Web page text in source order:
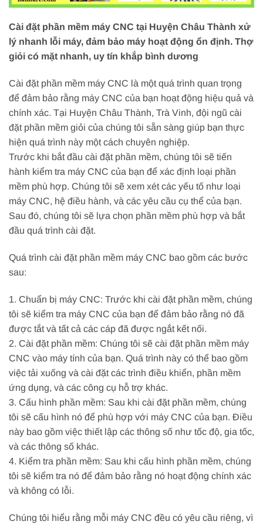
Cài đặt phần mềm máy CNC tại Huyện Châu Thành xử
lý nhanh lỗi máy, đảm bảo máy hoạt động ổn định. Thợ
giỏi có mặt nhanh, uy tín khắp bình dương
Cài đặt phần mềm máy CNC là một quá trình quan trọng
để đảm bảo rằng máy CNC của bạn hoạt động hiệu quả và
chính xác. Tại Huyện Châu Thành, Trà Vinh, đội ngũ cài
đặt phần mềm giỏi của chúng tôi sẵn sàng giúp bạn thực
hiện quá trình này một cách chuyên nghiệp.
Trước khi bắt đầu cài đặt phần mềm, chúng tôi sẽ tiến
hành kiểm tra máy CNC của bạn để xác định loại phần
mềm phù hợp. Chúng tôi sẽ xem xét các yếu tố như loại
máy CNC, hệ điều hành, và các yêu cầu cụ thể của bạn.
Sau đó, chúng tôi sẽ lựa chọn phần mềm phù hợp và bắt
đầu quá trình cài đặt.
Quá trình cài đặt phần mềm máy CNC bao gồm các bước
sau:
1. Chuẩn bị máy CNC: Trước khi cài đặt phần mềm, chúng
tôi sẽ kiểm tra máy CNC của bạn để đảm bảo rằng nó đã
được tắt và tất cả các cáp đã được ngắt kết nối.
2. Cài đặt phần mềm: Chúng tôi sẽ cài đặt phần mềm máy
CNC vào máy tính của bạn. Quá trình này có thể bao gồm
việc tải xuống và cài đặt các trình điều khiển, phần mềm
ứng dụng, và các công cụ hỗ trợ khác.
3. Cấu hình phần mềm: Sau khi cài đặt phần mềm, chúng
tôi sẽ cấu hình nó để phù hợp với máy CNC của bạn. Điều
này bao gồm việc thiết lập các thông số như tốc độ, gia tốc,
và các thông số khác.
4. Kiểm tra phần mềm: Sau khi cấu hình phần mềm, chúng
tôi sẽ kiểm tra nó để đảm bảo rằng nó hoạt động chính xác
và không có lỗi.
Chúng tôi hiểu rằng mỗi máy CNC đều có yêu cầu riêng, vì